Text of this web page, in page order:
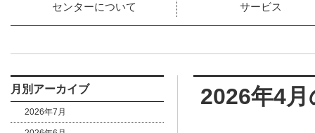
センターについて サービス
2026年4月
月別アーカイブ
2026年7月